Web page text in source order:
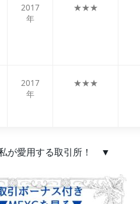
2017
年
★★★
2017
年
★★★
愛用する取引所！ ▼